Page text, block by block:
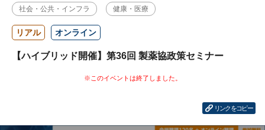
社会・公共・インフラ 健康・医療
リアル オンライン
【ハイブリッド開催】第36回 製薬協政策セミナー
リンクをコピー